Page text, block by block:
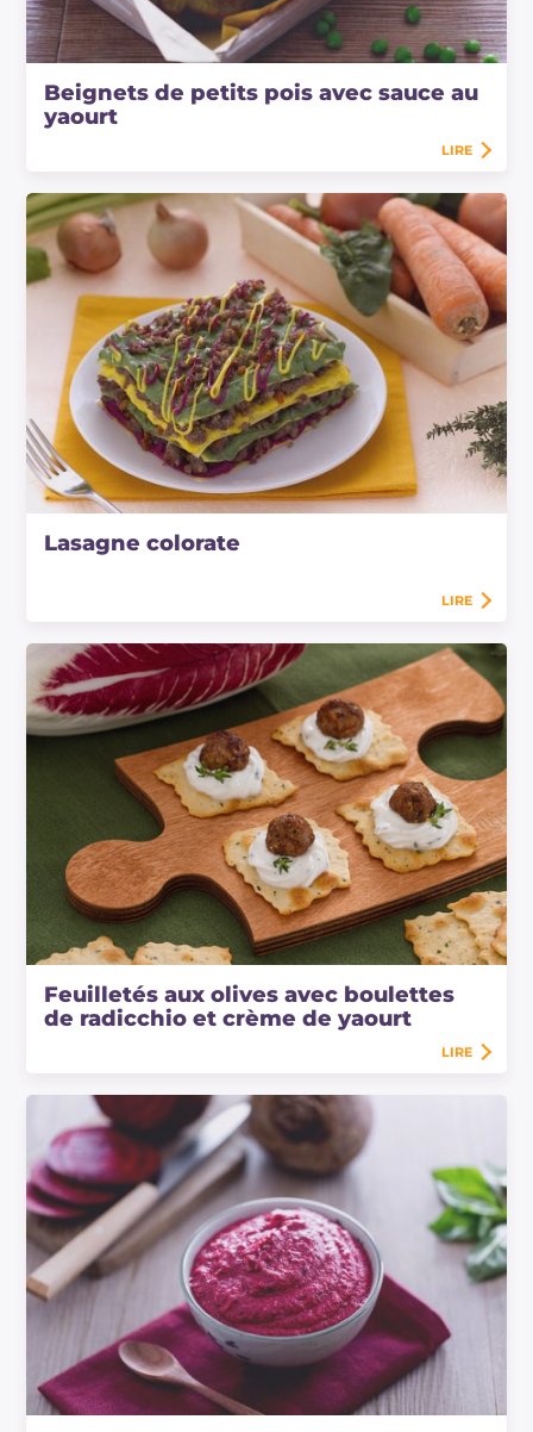
Beignets de petits pois avec sauce au
yaourt
LIRE
Lasagne colorate
LIRE
Feuilletés aux olives avec boulettes
de radicchio et crème de yaourt
LIRE